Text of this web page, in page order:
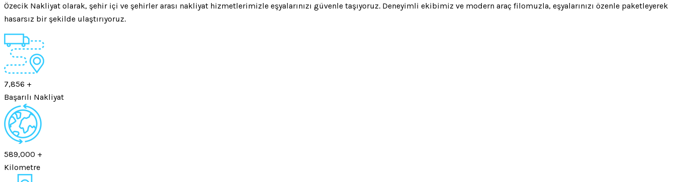
Özecik Nakliyat olarak, şehir içi ve şehirler arası nakliyat hizmetlerimizle eşyalarınızı güvenle taşıyoruz. Deneyimli ekibimiz ve modern araç filomuzla, eşyalarınızı özenle paketleyerek
hasarsız bir şekilde ulaştırıyoruz.
7,856 +
Başarılı Nakliyat
589,000 +
Kilometre